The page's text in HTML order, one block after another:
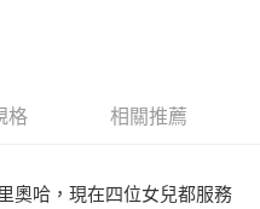
格 相關推薦
奧哈，現在四位女兒都服務